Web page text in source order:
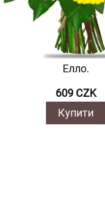
Елло.
609 CZK
Купити